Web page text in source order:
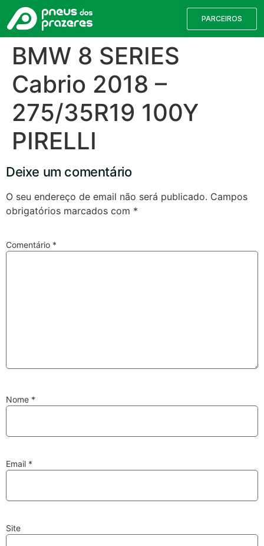
PARCEIROS
BMW 8 SERIES
Cabrio 2018 –
275/35R19 100Y
PIRELLI
Deixe um comentário
O seu endereço de email não será publicado. Campos
obrigatórios marcados com *
Comentário *
Nome *
Email *
Site
Pesquisa de Pneus
Velas Lâmpadas